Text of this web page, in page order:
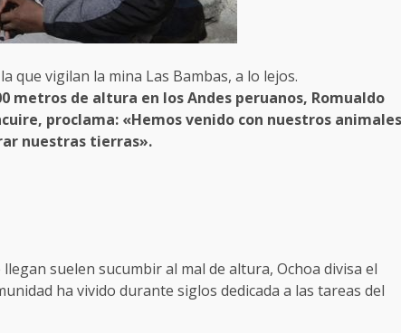
que vigilan la mina Las Bambas, a lo lejos.
metros de altura en los Andes peruanos, Romualdo
proclama: «Hemos venido con nuestros animales
nuestras tierras».
suelen sucumbir al mal de altura, Ochoa divisa el
ha vivido durante siglos dedicada a las tareas del